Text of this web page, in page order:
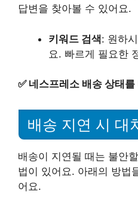
답변을 찾아볼 수 있어요.
키워드 검색: 원하
요. 빠르게 필요한
✅ 네스프레소 배송 상태
배송 지연 시 대
배송이 지연될 때는 불안
법이 있어요. 아래의 방법
어요.